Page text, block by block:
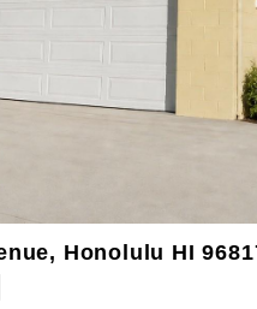
Honolulu HI